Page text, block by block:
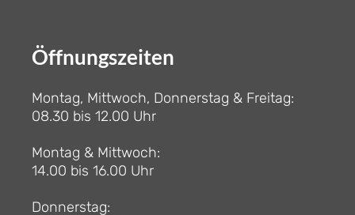
Öffnungszeiten
Montag, Mittwoch, Donnerstag & Freitag:
08.30 bis 12.00 Uhr
Montag & Mittwoch:
14.00 bis 16.00 Uhr
Donnerstag: